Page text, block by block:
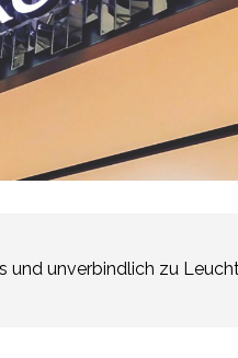
und unverbindlich zu